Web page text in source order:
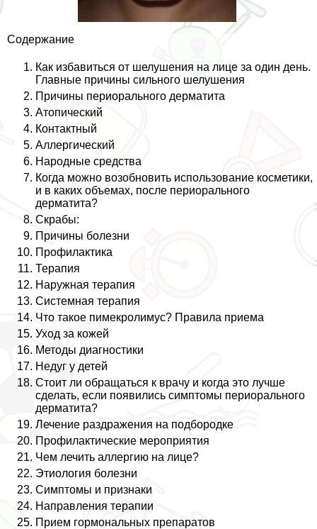
Содержание
Как избавиться от шелушения на лице за один день.
Главные причины сильного шелушения
Причины периopaльного дерматита
Атопический
Контактный
Аллергический
Народные средства
Когда можно возобновить использование косметики,
и в каких объемах, после периopaльного
дерматита?
Скpaбы:
Причины болезни
Профилактика
Терапия
Наружная терапия
Системная терапия
Что такое пимекролимус? Правила приема
Уход за кожей
Методы диагностики
Недуг у детей
Стоит ли обращаться к врачу и когда это лучше
сделать, если появились симптомы периopaльного
дерматита?
Лечение раздражения на подбородке
Профилактические мероприятия
Чем лечить аллергию на лице?
Этиология болезни
Симптомы и признаки
Направления терапии
Прием гормональных препаратов